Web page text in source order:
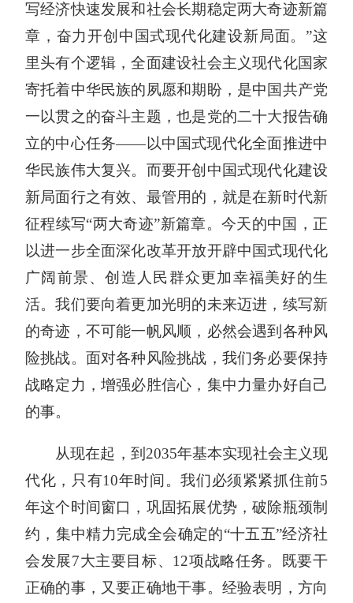
写经济快速发展和社会长期稳定两大奇迹新篇
章，奋力开创中国式现代化建设新局面。”这
里头有个逻辑，全面建设社会主义现代化国家
寄托着中华民族的夙愿和期盼，是中国共产党
一以贯之的奋斗主题，也是党的二十大报告确
立的中心任务——以中国式现代化全面推进中
华民族伟大复兴。而要开创中国式现代化建设
新局面行之有效、最管用的，就是在新时代新
征程续写“两大奇迹”新篇章。今天的中国，正
以进一步全面深化改革开放开辟中国式现代化
广阔前景、创造人民群众更加幸福美好的生
活。我们要向着更加光明的未来迈进，续写新
的奇迹，不可能一帆风顺，必然会遇到各种风
险挑战。面对各种风险挑战，我们务必要保持
战略定力，增强必胜信心，集中力量办好自己
的事。
从现在起，到2035年基本实现社会主义现
代化，只有10年时间。我们必须紧紧抓住前5
年这个时间窗口，巩固拓展优势，破除瓶颈制
约，集中精力完成全会确定的“十五五”经济社
会发展7大主要目标、12项战略任务。既要干
正确的事，又要正确地干事。经验表明，方向